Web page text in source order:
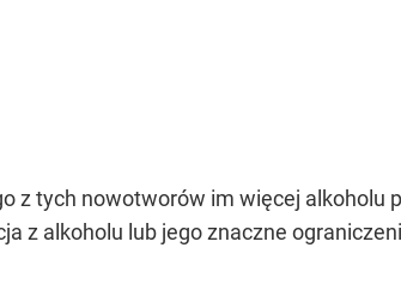
z tych nowotworów im więcej alkoholu
z alkoholu lub jego znaczne